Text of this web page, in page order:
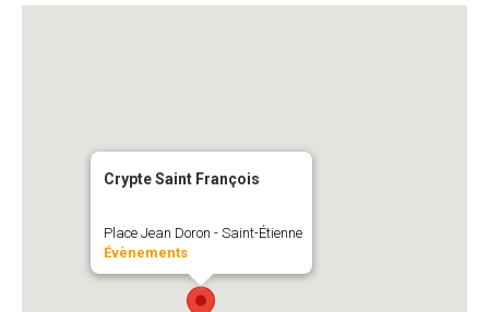
Crypte Saint François
Place Jean Doron - Saint-Étienne
Évènements